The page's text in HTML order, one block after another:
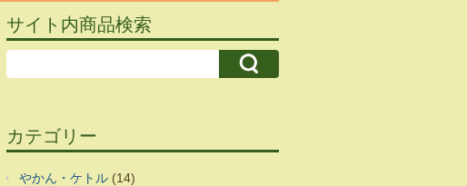
サイト内商品検索
カテゴリー
やかん・ケトル (14)